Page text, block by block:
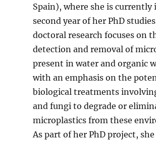
Spain), where she is currently
second year of her PhD
doctoral research focuses on
detection and removal of
present in water and organic
with an emphasis on the
biological treatments
and fungi to degrade or
microplastics from these
As part of her PhD project, she